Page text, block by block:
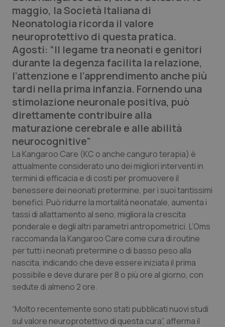
Edizioni Regionali
QS Pro
Professionisti Sanitari.AI
Abruzzo
Basilicata
Calabria
Campania
Emilia-Romagna
Friuli Venezia Giulia
Lazio
Liguria
Lombardia
Marche
QS Pro Gold
Artrite & artrosi
Asma & BPCO
Car-T
Colesterolo & coronaropatie
Dermatite Atopica
Diabete & glucometri
Disturbi dell’umore
Dolore
Donna & Salute
QS Club Newsletter
maggio, la Società Italiana di
Neonatologia ricorda il valore
neuroprotettivo di questa pratica.
Agosti: “Il legame tra neonati e genitori
durante la degenza facilita la relazione,
l’attenzione e l’apprendimento anche più
tardi nella prima infanzia. Fornendo una
stimolazione neuronale positiva, può
direttamente contribuire alla
maturazione cerebrale e alle abilità
neurocognitive”
La Kangaroo Care (KC o anche canguro terapia) è
attualmente considerato uno dei migliori interventi in
termini di efficacia e di costi per promuovere il
benessere dei neonati pretermine, per i suoi tantissimi
benefici. Può ridurre la mortalità neonatale, aumenta i
tassi di allattamento al seno, migliora la crescita
ponderale e degli altri parametri antropometrici. L’Oms
raccomanda la Kangaroo Care come cura di routine
per tutti i neonati pretermine o di basso peso alla
nascita, indicando che deve essere iniziata il prima
possibile e deve durare per 8 o più ore al giorno, con
sedute di almeno 2 ore.
“Molto recentemente sono stati pubblicati nuovi studi
sul valore neuroprotettivo di questa cura”, afferma il